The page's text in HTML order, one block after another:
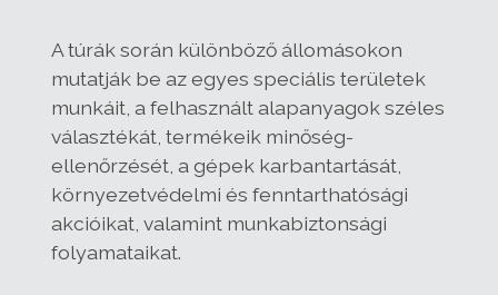
A túrák során különböző állomásokon
mutatják be az egyes speciális területek
munkáit, a felhasznált alapanyagok széles
választékát, termékeik minőség-
ellenőrzését, a gépek karbantartását,
környezetvédelmi és fenntarthatósági
akcióikat, valamint munkabiztonsági
folyamataikat.